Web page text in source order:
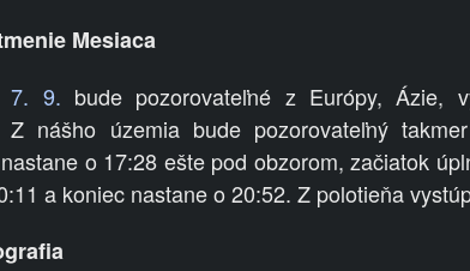
Mesiaca
7. 9. bude pozorovateľné z Európy, Ázie,
Z nášho územia bude pozorovateľný
o 17:28 ešte pod obzorom, začiatok
a koniec nastane o 20:52. Z polotieňa